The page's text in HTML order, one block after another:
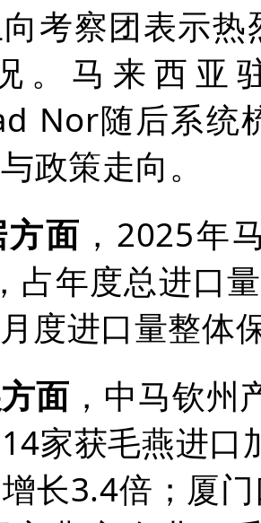
考察团表示
。马来西亚
Nor随后系统
政策走向。
面 ，2025年
占年度总进口
度进口量整体
面 ， 中马钦州
家获毛燕进
长3.4倍；厦